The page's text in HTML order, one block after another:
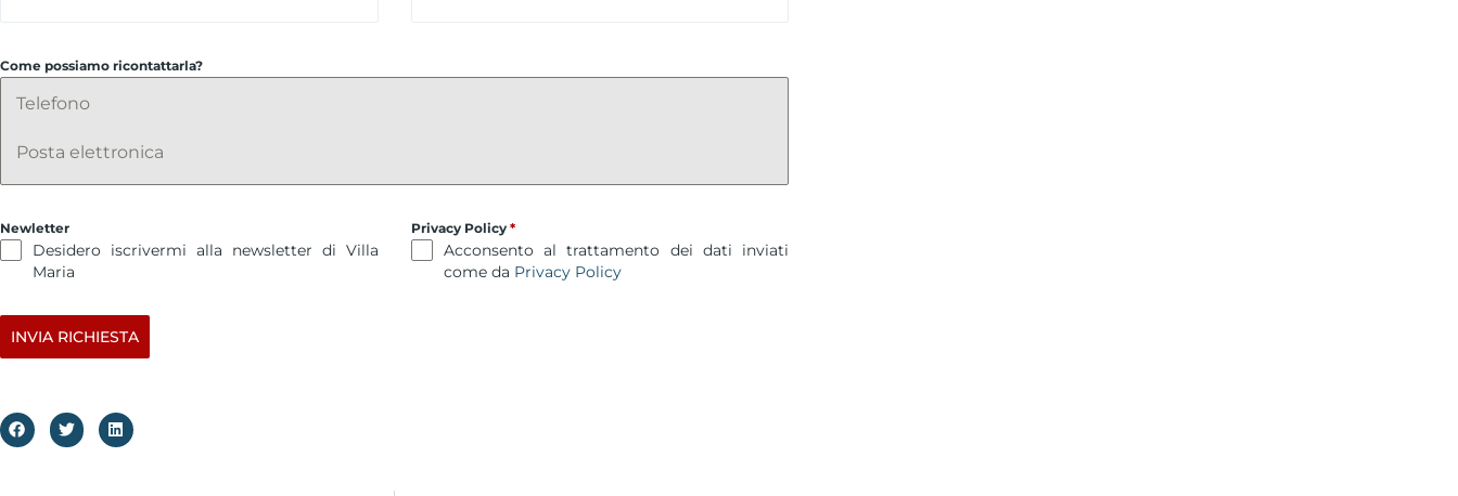
Come possiamo ricontattarla?
Telefono
Posta elettronica
Newletter
Desidero iscrivermi alla newsletter di Villa
Maria
Privacy Policy *
Acconsento al trattamento dei dati inviati
come da Privacy Policy
INVIA RICHIESTA